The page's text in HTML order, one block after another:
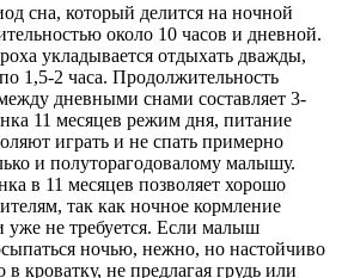
сна, который делится на ночной
около 10 часов и дневной.
укладывается отдыхать дважды,
1,5-2 часа. Продолжительность
дневными снами составляет 3-
11 месяцев режим дня, питание
играть и не спать примерно
и полуторагодовалому малышу.
в 11 месяцев позволяет хорошо
так как ночное кормление
уже не требуется. Если малыш
ночью, нежно, но настойчиво
в кроватку, не предлагая грудь или